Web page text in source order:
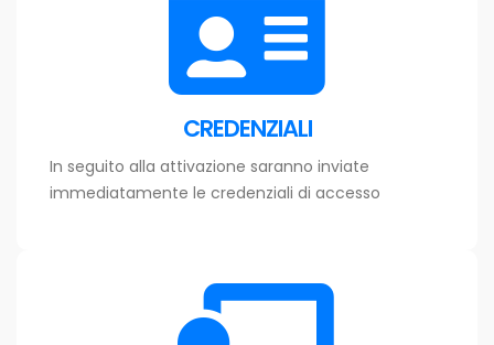
CREDENZIALI
In seguito alla attivazione saranno inviate
immediatamente le credenziali di accesso